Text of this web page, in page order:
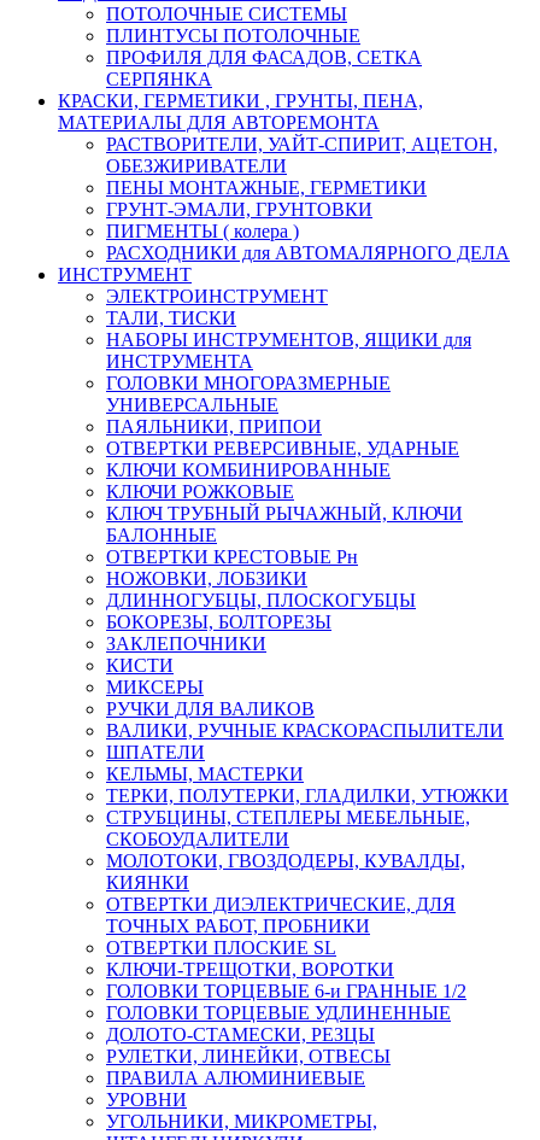
ПОТОЛОЧНЫЕ СИСТЕМЫ
ПЛИНТУСЫ ПОТОЛОЧНЫЕ
ПРОФИЛЯ ДЛЯ ФАСАДОВ, СЕТКА
СЕРПЯНКА
КРАСКИ, ГЕРМЕТИКИ , ГРУНТЫ, ПЕНА,
МАТЕРИАЛЫ ДЛЯ АВТОРЕМОНТА
РАСТВОРИТЕЛИ, УАЙТ-СПИРИТ, АЦЕТОН,
ОБЕЗЖИРИВАТЕЛИ
ПЕНЫ МОНТАЖНЫЕ, ГЕРМЕТИКИ
ГРУНТ-ЭМАЛИ, ГРУНТОВКИ
ПИГМЕНТЫ ( колера )
РАСХОДНИКИ для АВТОМАЛЯРНОГО ДЕЛА
ИНСТРУМЕНТ
ЭЛЕКТРОИНСТРУМЕНТ
ТАЛИ, ТИСКИ
НАБОРЫ ИНСТРУМЕНТОВ, ЯЩИКИ для
ИНСТРУМЕНТА
ГОЛОВКИ МНОГОРАЗМЕРНЫЕ
УНИВЕРСАЛЬНЫЕ
ПАЯЛЬНИКИ, ПРИПОИ
ОТВЕРТКИ РЕВЕРСИВНЫЕ, УДАРНЫЕ
КЛЮЧИ КОМБИНИРОВАННЫЕ
КЛЮЧИ РОЖКОВЫЕ
КЛЮЧ ТРУБНЫЙ РЫЧАЖНЫЙ, КЛЮЧИ
БАЛОННЫЕ
ОТВЕРТКИ КРЕСТОВЫЕ Рн
НОЖОВКИ, ЛОБЗИКИ
ДЛИННОГУБЦЫ, ПЛОСКОГУБЦЫ
БОКОРЕЗЫ, БОЛТОРЕЗЫ
ЗАКЛЕПОЧНИКИ
КИСТИ
МИКСЕРЫ
РУЧКИ ДЛЯ ВАЛИКОВ
ВАЛИКИ, РУЧНЫЕ КРАСКОРАСПЫЛИТЕЛИ
ШПАТЕЛИ
КЕЛЬМЫ, МАСТЕРКИ
ТЕРКИ, ПОЛУТЕРКИ, ГЛАДИЛКИ, УТЮЖКИ
СТРУБЦИНЫ, СТЕПЛЕРЫ МЕБЕЛЬНЫЕ,
СКОБОУДАЛИТЕЛИ
МОЛОТОКИ, ГВОЗДОДЕРЫ, КУВАЛДЫ,
КИЯНКИ
ОТВЕРТКИ ДИЭЛЕКТРИЧЕСКИЕ, ДЛЯ
ТОЧНЫХ РАБОТ, ПРОБНИКИ
ОТВЕРТКИ ПЛОСКИЕ SL
КЛЮЧИ-ТРЕЩОТКИ, ВОРОТКИ
ГОЛОВКИ ТОРЦЕВЫЕ 6-и ГРАННЫЕ 1/2
ГОЛОВКИ ТОРЦЕВЫЕ УДЛИНЕННЫЕ
ДОЛОТО-СТАМЕСКИ, РЕЗЦЫ
РУЛЕТКИ, ЛИНЕЙКИ, ОТВЕСЫ
ПРАВИЛА АЛЮМИНИЕВЫЕ
УРОВНИ
УГОЛЬНИКИ, МИКРОМЕТРЫ,